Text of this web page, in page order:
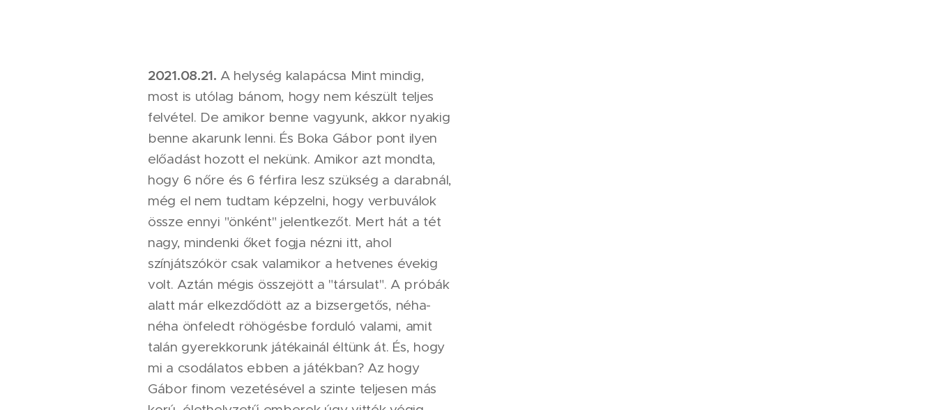
2021.08.21. A helység kalapácsa Mint mindig,
most is utólag bánom, hogy nem készült teljes
felvétel. De amikor benne vagyunk, akkor nyakig
benne akarunk lenni. És Boka Gábor pont ilyen
előadást hozott el nekünk. Amikor azt mondta,
hogy 6 nőre és 6 férfira lesz szükség a darabnál,
még el nem tudtam képzelni, hogy verbuválok
össze ennyi "önként" jelentkezőt. Mert hát a tét
nagy, mindenki őket fogja nézni itt, ahol
színjátszókör csak valamikor a hetvenes évekig
volt. Aztán mégis összejött a "társulat". A próbák
alatt már elkezdődött az a bizsergetős, néha-
néha önfeledt röhögésbe forduló valami, amit
talán gyerekkorunk játékainál éltünk át. És, hogy
mi a csodálatos ebben a játékban? Az hogy
Gábor finom vezetésével a szinte teljesen más